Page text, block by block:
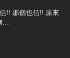
!! 那個也信!! 原來
…